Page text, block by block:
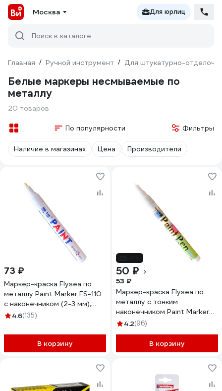
Москва Для юрлиц
Поиск в каталоге
Главная / Ручной инструмент / Для штукатурно-
Белые маркеры несмываемые по
металлу
20 товаров
По популярности Фильтры
Наличие в магазинах Цена Производители
73 ₽
Маркер-краска Flysea по
металлу Paint Marker FS-110
с наконечником (2-3 мм),
белый FS-110-white
4.6(135)
В корзину
50 ₽
53 ₽
Маркер-краска Flysea по
металлу с тонким
наконечником Paint Marker
FS-177, 0.7 мм, белый FS-
4.2(96)
В корзину